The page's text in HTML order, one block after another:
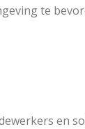
te
en